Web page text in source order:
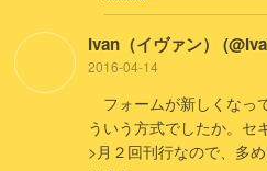
Ivan（イヴァン）
2016-04-14
フォームが新しくなっ
ういう方式でしたか。セ
>月２回刊行なので、多